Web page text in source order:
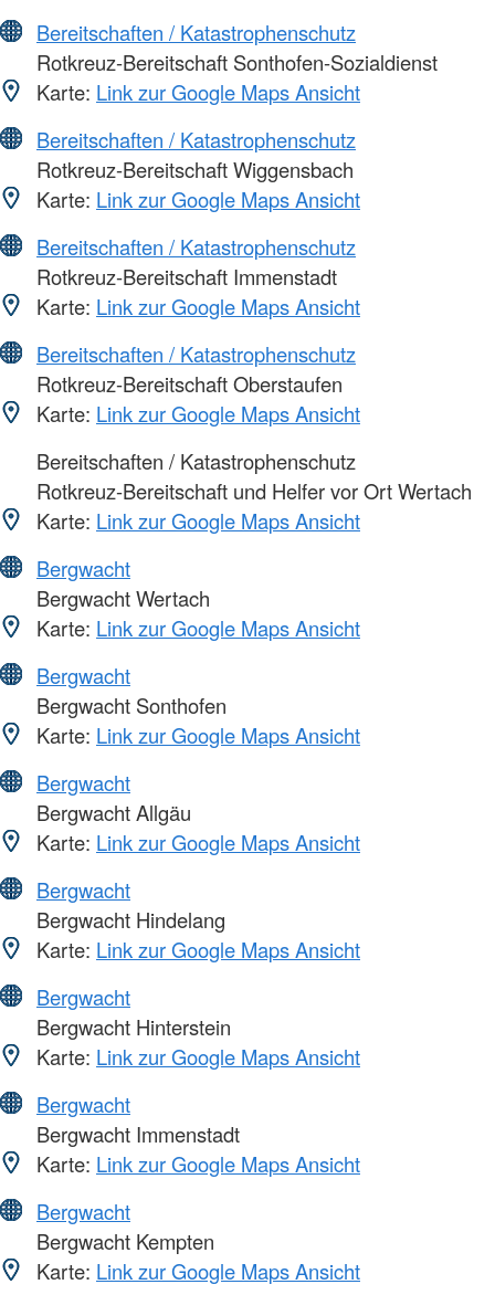
Bereitschaften / Katastrophenschutz
Rotkreuz-Bereitschaft Sonthofen-Sozialdienst
Karte: Link zur Google Maps Ansicht
Bereitschaften / Katastrophenschutz
Rotkreuz-Bereitschaft Wiggensbach
Karte: Link zur Google Maps Ansicht
Bereitschaften / Katastrophenschutz
Rotkreuz-Bereitschaft Immenstadt
Karte: Link zur Google Maps Ansicht
Bereitschaften / Katastrophenschutz
Rotkreuz-Bereitschaft Oberstaufen
Karte: Link zur Google Maps Ansicht
Bereitschaften / Katastrophenschutz
Rotkreuz-Bereitschaft und Helfer vor Ort Wertach
Karte: Link zur Google Maps Ansicht
Bergwacht
Bergwacht Wertach
Karte: Link zur Google Maps Ansicht
Bergwacht
Bergwacht Sonthofen
Karte: Link zur Google Maps Ansicht
Bergwacht
Bergwacht Allgäu
Karte: Link zur Google Maps Ansicht
Bergwacht
Bergwacht Hindelang
Karte: Link zur Google Maps Ansicht
Bergwacht
Bergwacht Hinterstein
Karte: Link zur Google Maps Ansicht
Bergwacht
Bergwacht Immenstadt
Karte: Link zur Google Maps Ansicht
Bergwacht
Bergwacht Kempten
Karte: Link zur Google Maps Ansicht